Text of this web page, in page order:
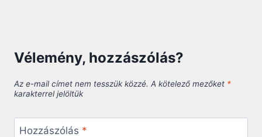
Vélemény, hozzászólás?
Az e-mail címet nem tesszük közzé. A kötelező mezőket *
karakterrel jelöltük
Hozzászólás *